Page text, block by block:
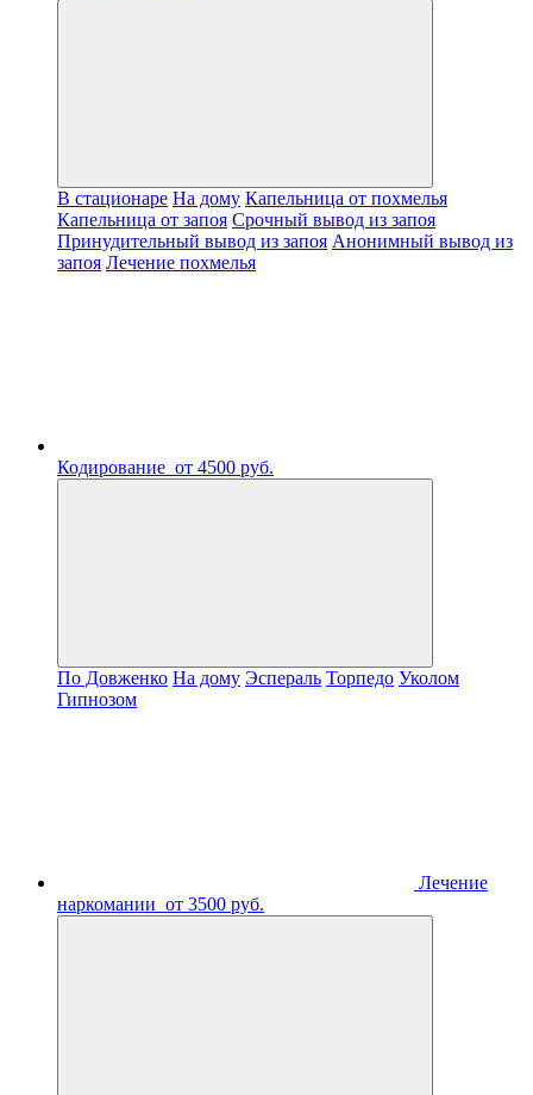
В стационаре На дому Капельница от похмелья
Капельница от запоя Срочный вывод из запоя
Принудительный вывод из запоя Анонимный вывод из
запоя Лечение похмелья
Кодирование от 4500 руб.
По Довженко На дому Эспераль Торпедо Уколом
Гипнозом
Лечение
наркомании от 3500 руб.